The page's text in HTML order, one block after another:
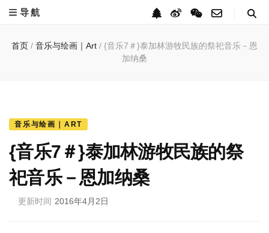
导航
首页 / 音乐与绘画｜Art / {音乐7＃}泰加林游牧民族的祭祀音乐－恩
加纳桑
音乐与绘画｜ART
{音乐7＃}泰加林游牧民族的祭
祀音乐－恩加纳桑
更新时间 2016年4月2日